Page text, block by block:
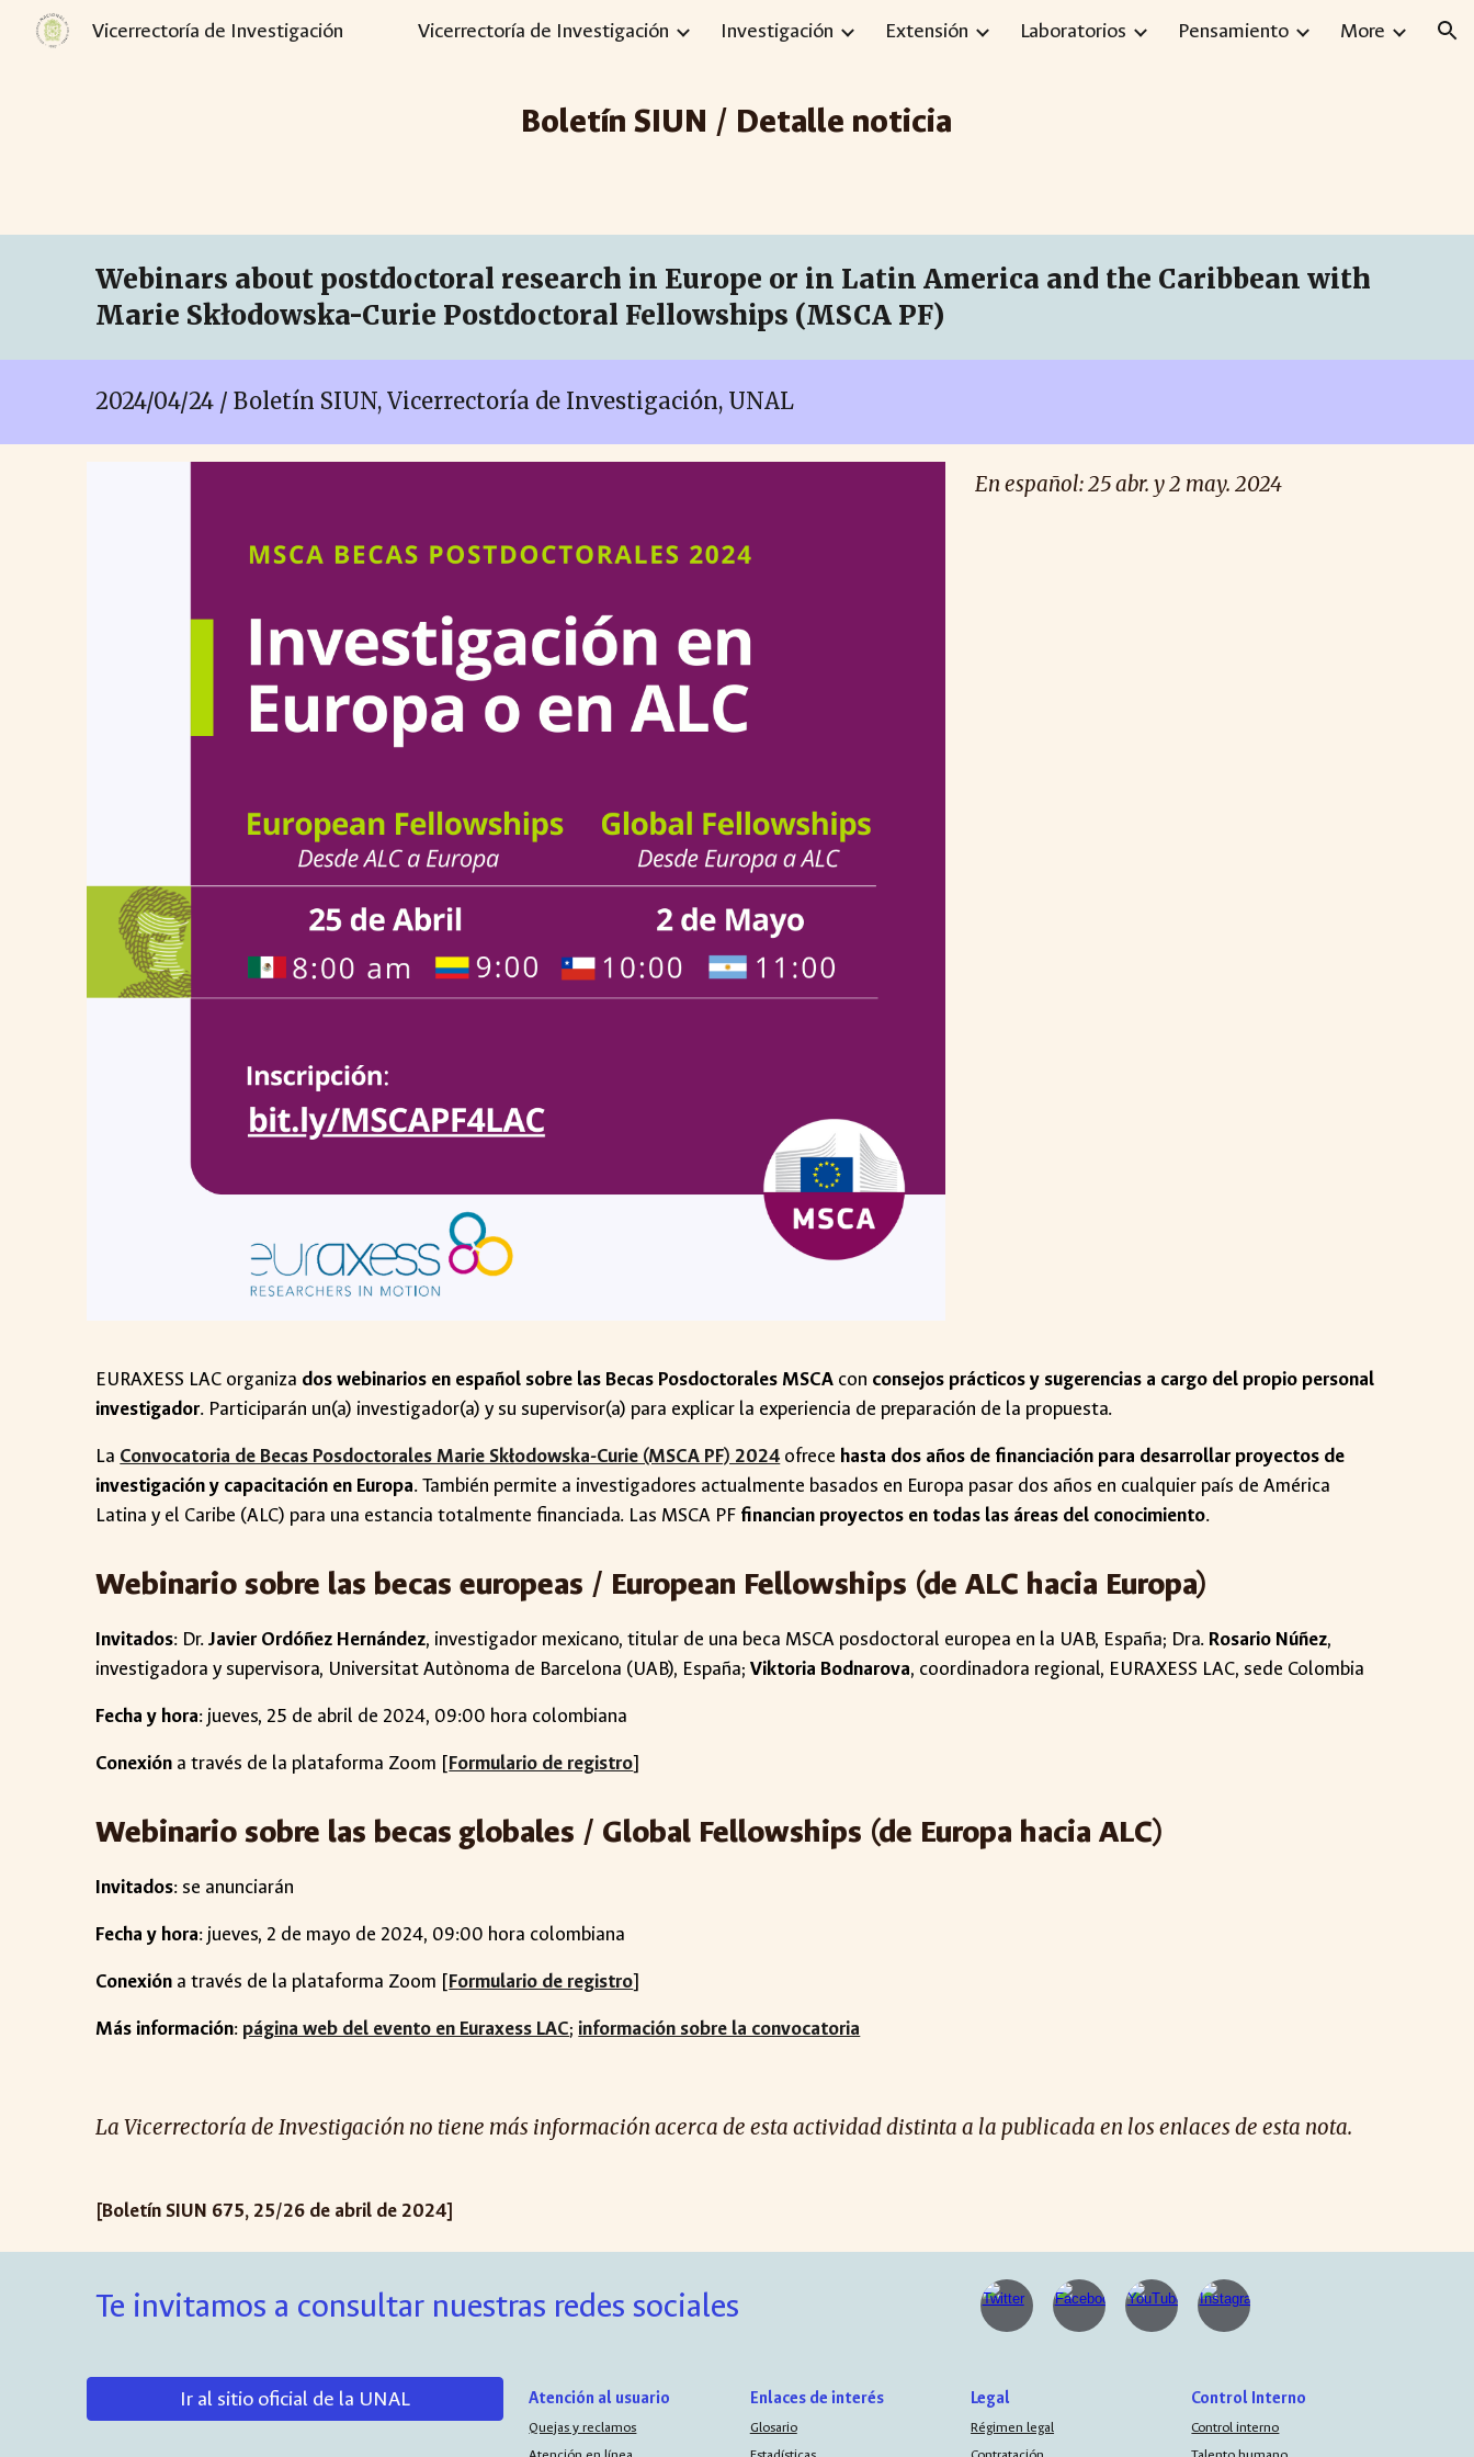
Skip to main content Skip to navigation
Vicerrectoría de Investigación Vicerrectoría de Investigación Investigación Extensión Laboratorios Pensamiento More
Boletín SIUN / Detalle noticia
Webinars about postdoctoral research in Europe or in Latin America and the Caribbean with
Marie Skłodowska-Curie Postdoctoral Fellowships (MSCA PF)
2024/04/24 / Boletín SIUN, Vicerrectoría de Investigación, UNAL
En español:25abr. y 2 may. 2024
EURAXESS LAC organiza dos webinarios en español sobre las Becas Posdoctorales MSCA con consejos prácticos y sugerencias a cargo del propio personal
investigador. Participarán un(a) investigador(a) y su supervisor(a) para explicar la experiencia de preparación de la propuesta.
La Convocatoria de Becas Posdoctorales Marie Skłodowska-Curie (MSCA PF) 2024 ofrece hasta dos años de financiación para desarrollar proyectos de
investigación y capacitación en Europa. También permite a investigadores actualmente basados en Europa pasar dos años en cualquier país de América
Latina y el Caribe (ALC) para una estancia totalmente financiada. Las MSCA PF financian proyectos en todas las áreas del conocimiento.
Webinario sobre las becas europeas / European Fellowships (de ALC hacia Europa)
Invitados: Dr.Javier Ordóñez Hernández, investigador mexicano, titular de una beca MSCA posdoctoral europea en la UAB, España; Dra. Rosario Núñez,
investigadora y supervisora, Universitat Autònoma de Barcelona (UAB), España;Viktoria Bodnarova, coordinadora regional, EURAXESS LAC, sede Colombia
Fecha y hora: jueves, 25 de abril de 2024, 09:00 hora colombiana
Conexión a través de la plataforma Zoom [Formulario de registro]
Webinario sobre las becasglobales / Global Fellowships (de Europa haciaALC)
Invitados: se anunciarán
Fecha y hora: jueves, 2 de mayo de 2024, 09:00 hora colombiana
Conexión a través de la plataforma Zoom [Formulario de registro]
Más información: página web del evento en Euraxess LAC;información sobre la convocatoria
La Vicerrectoría de Investigación no tiene más información acerca de esta actividad distinta a la publicada en los enlaces de esta nota.
[Boletín SIUN 675, 25/26 de abril de 2024]
Te invitamos a consultar nuestras redes sociales
Ir al sitio oficial de la UNAL Atención al usuario
Quejas y reclamos
Enlaces de interés
Glosario
Legal
Régimen legal
Control Interno
Control interno